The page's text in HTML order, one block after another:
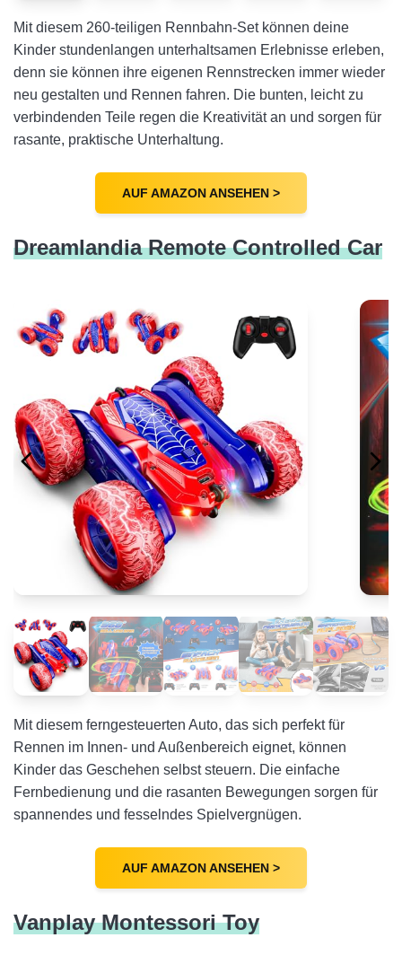
Mit diesem 260-teiligen Rennbahn-Set können deine
Kinder stundenlangen unterhaltsamen Erlebnisse erleben,
denn sie können ihre eigenen Rennstrecken immer wieder
neu gestalten und Rennen fahren. Die bunten, leicht zu
verbindenden Teile regen die Kreativität an und sorgen für
rasante, praktische Unterhaltung.
AUF AMAZON ANSEHEN >
Dreamlandia Remote Controlled Car
Mit diesem ferngesteuerten Auto, das sich perfekt für
Rennen im Innen- und Außenbereich eignet, können
Kinder das Geschehen selbst steuern. Die einfache
Fernbedienung und die rasanten Bewegungen sorgen für
spannendes und fesselndes Spielvergnügen.
AUF AMAZON ANSEHEN >
Vanplay Montessori Toy